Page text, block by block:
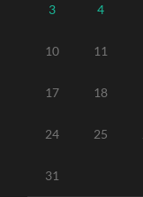
3 4
10 11
17 18
24 25
31